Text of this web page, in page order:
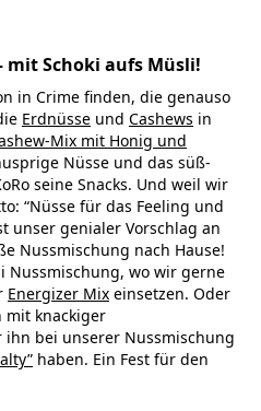
mit Schoki aufs Müsli!
in Crime finden, die genauso
Erdnüsse und Cashews in
Mix mit Honig und
Nüsse und das süß-
seine Snacks. Und weil wir
“Nüsse für das Feeling und
unser genialer Vorschlag an
Nussmischung nach Hause!
Nussmischung, wo wir gerne
Energizer Mix einsetzen. Oder
mit knackiger
bei unserer Nussmischung
haben. Ein Fest für den